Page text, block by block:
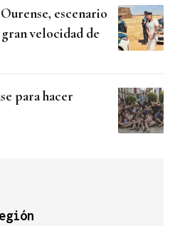
escenario
velocidad de
para hacer